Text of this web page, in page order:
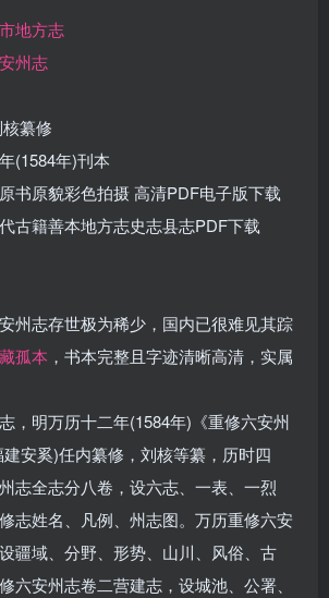
地方志
州志
纂修
(1584年)刊本
书原貌彩色拍摄 高清PDF电子版下载
古籍善本地方志史志县志PDF下载
州志存世极为稀少，国内已很难见其踪
孤本 ，书本完整且字迹清晰高清，实属
，明万历十二年(1584年)《重修六安州
安奚)任内纂修，刘核等纂，历时四
志全志分八卷，设六志、一表、一烈
志姓名、凡例、州志图。万历重修六安
疆域、分野、形势、山川、风俗、古
六安州志卷二营建志，设城池、公署、